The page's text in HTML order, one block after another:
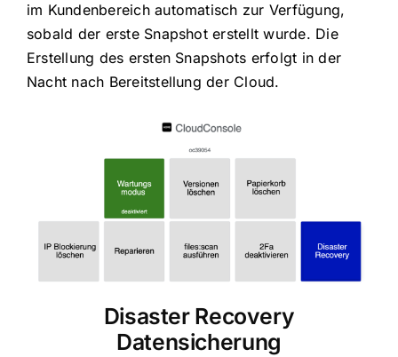
im Kundenbereich automatisch zur Verfügung,
sobald der erste Snapshot erstellt wurde. Die
Erstellung des ersten Snapshots erfolgt in der
Nacht nach Bereitstellung der Cloud.
Disaster Recovery
Datensicherung